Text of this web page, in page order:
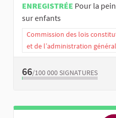
ENREGISTRÉE Pour la
sur enfants
Commission des lois
et de l’administration
66/100 000 SIGNATURES